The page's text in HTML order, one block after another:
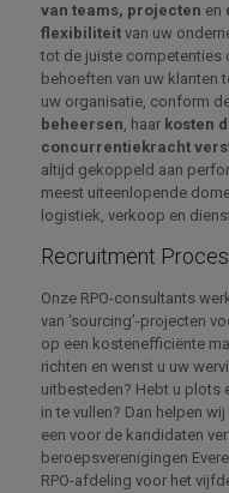
van teams, projecten en
flexibiliteitvan uw
tot de juiste competenties
behoeften van uw klanten
uw organisatie, conform
beheersen, haar kosten
concurrentiekracht
altijd gekoppeld aan
meest uiteenlopende
logistiek, verkoop en
Recruitment
Onze RPO-consultants
van ‘sourcing’-projecten
op een kostenefficiënte
richten en wenst u uw
uitbesteden? Hebt u plots
in te vullen? Dan helpen
een voor de kandidaten
beroepsverenigingen
RPO-afdeling voor het